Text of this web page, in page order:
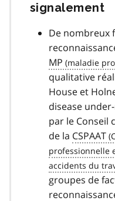
signalement
De nombreux
MP
qualitative
House et
disease
par le Conseil
de la CSPAAT
groupes de